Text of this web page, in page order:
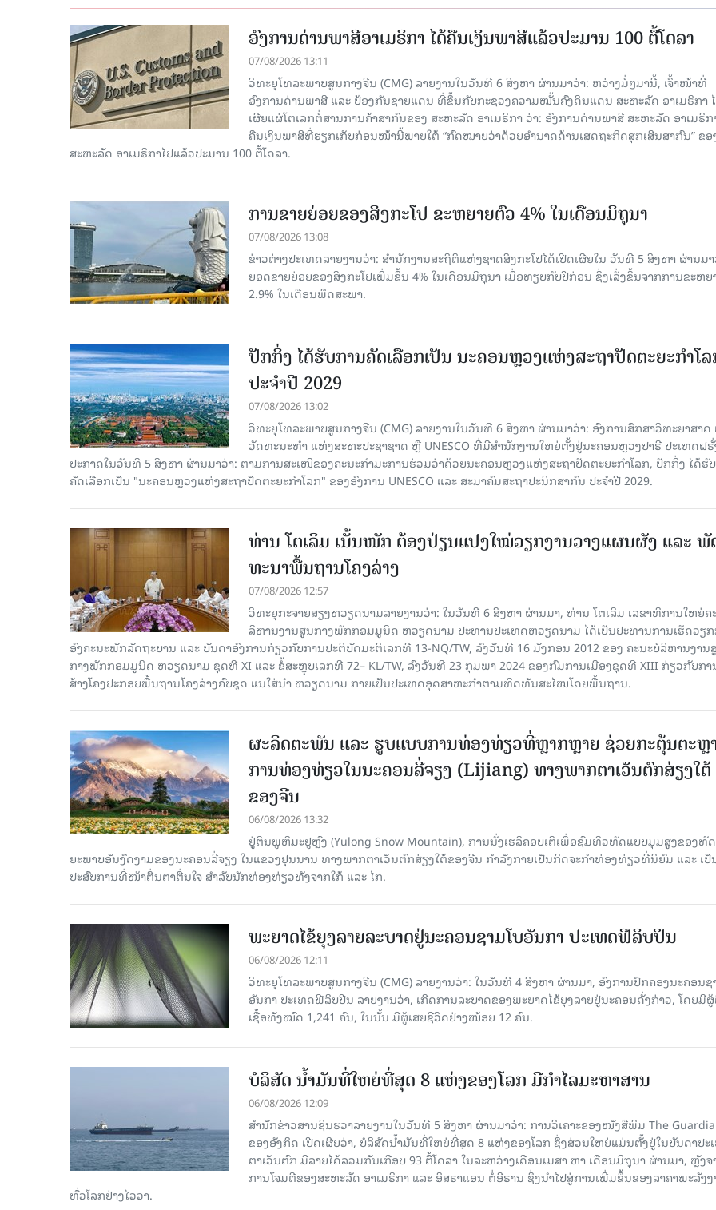
ອົງການດ່ານພາສີອາເມຣິກາ ໄດ້ຄືນເງິນພາສີແລ້ວປະມານ 100 ຕື້ໂດລາ
07/08/2026 13:11
ວິທະຍຸໂທລະພາບສູນກາງຈີນ (CMG) ລາຍງານໃນວັນທີ 6 ສິງຫາ ຜ່ານມາວ່າ: ຫວ່າງມໍ່ໆມານີ້, ເຈົ້າໜ້າທີ່
ອົງການດ່ານພາສີ ແລະ ປ້ອງກັນຊາຍແດນ ທີ່ຂຶ້ນກັບກະຊວງຄວາມໝັ້ນຄົງດິນແດນ ສະຫະລັດ ອາເມຣິກາ
ເຜີຍແຜ່ໂຕເລກຕໍ່ສານການຄ້າສາກົນຂອງ ສະຫະລັດ ອາເມຣິກາ ວ່າ: ອົງການດ່ານພາສີ ສະຫະລັດ ອາເມຣິກ
ຄືນເງິນພາສີທີ່ຮຽກເກັບກ່ອນໜ້ານີ້ພາຍໃຕ້ “ກົດໝາຍວ່າດ້ວຍອຳນາດດ້ານເສດຖະກິດສຸກເສີນສາກົນ” ຂອ
ສະຫະລັດ ອາເມຣິກາໄປແລ້ວປະມານ 100 ຕື້ໂດລາ.
ການຂາຍຍ່ອຍຂອງສິງກະໂປ ຂະຫຍາຍຕົວ 4% ໃນເດືອນມິຖຸນາ
07/08/2026 13:08
ຂ່າວຕ່າງປະເທດລາຍງານວ່າ: ສຳນັກງານສະຖິຕິແຫ່ງຊາດສິງກະໂປໄດ້ເປີດເຜີຍໃນ ວັນທີ 5 ສິງຫາ ຜ່ານມາ
ຍອດຂາຍຍ່ອຍຂອງສິງກະໂປເພີ່ມຂຶ້ນ 4% ໃນເດືອນມິຖຸນາ ເມື່ອທຽບກັບປີກ່ອນ ຊຶ່ງເລັ່ງຂຶ້ນຈາກການຂະຫຍ
2.9% ໃນເດືອນພຶດສະພາ.
ປັກກິ່ງ ໄດ້ຮັບການຄັດເລືອກເປັນ ນະຄອນຫຼວງແຫ່ງສະຖາປັດຕະຍະກຳໂ
ປະຈຳປີ 2029
07/08/2026 13:02
ວິທະຍຸໂທລະພາບສູນກາງຈີນ (CMG) ລາຍງານໃນວັນທີ 6 ສິງຫາ ຜ່ານມາວ່າ: ອົງການສຶກສາວິທະຍາສາດ
ວັດທະນະທຳ ແຫ່ງສະຫະປະຊາຊາດ ຫຼື UNESCO ທີ່ມີສຳນັກງານໃຫຍ່ຕັ້ງຢູ່ນະຄອນ​ຫຼວງປາຣີ ປະເທດຝຣັ່
ປະກາດໃນວັນທີ 5 ສິງຫາ ຜ່ານມາວ່າ: ຕາມການສະເໜີຂອງຄະນະກຳມະການຮ່ວມວ່າດ້ວຍນະຄອນຫຼວງແຫ່ງສະຖາປັດຕະຍະກຳໂລກ, ປັກກິ່ງ ໄດ້ຮັ
ຄັດ​ເລືອກເປັນ "ນະຄອນຫຼວງແຫ່ງສະຖາປັດຕະຍະກຳໂລກ" ຂອງອົງການ UNESCO ແລະ ສະມາ​ຄົມສະຖາປະນິກສາກົນ ປະຈຳປີ 2029.
ທ່ານ ໂຕ​ເລິມ ເນັ້ນໜັກ ຕ້ອງ​ປ່ຽນ​ແປງ​ໃໝ່​ວຽກ​ງານ​ວາງ​ແຜນ​ຜັງ ແລະ ​ພັ
ທະ​ນາ​ພື້ນ​ຖານ​ໂຄງ​ລ່າງ
07/08/2026 12:57
ວິທະຍຸກະຈາຍສຽງຫວຽດນາມລາຍງານວ່າ: ໃນ​ວັນ​ທີ 6 ສິງ​ຫາ ຜ່ານມາ, ທ່ານ ໂຕ​ເລິມ ເລ​ຂາ​ທິ​ການ​ໃຫຍ່​ຄ
ລິ​ຫານ​ງານ​ສູນ​ກາງ​ພັກ​ກອມ​ມູ​ນິດ ຫວຽດ​ນາມ ປະ​ທານ​ປະ​ເທດຫວຽດ​ນາມ ໄດ້​ເປັນ​ປະ​ທານ​ການ​ເຮັດ​ວຽ
ອົງ​ຄະ​ນະ​ພັກ​ລັດ​ຖະ​ບານ ແລະ ບັນ​ດາ​ອົງ​ການ​ກ່ຽວ​ກັບ​ການ​ປະ​ຕິ​ບັດ​ມະ​ຕິ​ເລກ​ທີ 13-NQ/TW, ລົງວັນ​ທີ 16 ມັງ​ກອນ 2012 ຂອງ ຄະ​ນະ​ບໍ​ລິ​ຫານ​ງານ​
ກາງ​ພັກ​ກອມ​ມູ​ນິດ ຫວຽດ​ນາມ ຊຸດ​ທີ XI ແລະ ຂໍ້​ສະ​ຫຼຸບ​ເລກ​ທີ 72– KL/TW, ​ລົງວັນ​ທີ 23 ກຸມ​ພາ 2024 ຂອງ​ກົມ​ການ​ເມື​ອງ​ຊຸດ​ທີ XIII ກ່ຽວ​ກັບ​ກ
ສ້າງ​ໂຄງ​ປະ​ກອບ​ພື້ນ​ຖານ​ໂຄງ​ລ່າງຄົບ​ຊຸດ ແນ​ໃສ່​ນຳ ຫວຽດ​ນາມ ກາຍ​ເປັນ​ປະ​ເທດ​ອຸດ​ສາ​ຫະ​ກຳ​ຕາມ​ທິດ​ທັນ​ສະ​ໄໝ​ໂດຍ​ພື້ນ​ຖານ.
ຜະລິດຕະພັນ ແລະ ຮູບແບບການທ່ອງທ່ຽວທີ່ຫຼາກຫຼາຍ ຊ່ວຍກະຕຸ້ນຕະຫຼ
ການທ່ອງທ່ຽວໃນນະຄອນລີ່ຈຽງ (Lijiang) ທາງພາກຕາເວັນຕົກສ່ຽງໃຕ້
ຂອງຈີນ
06/08/2026 13:32
ຢູ່ຕີນພູຫິມະຢູຫຼົງ (Yulong Snow Mountain), ການນັ່ງເຮລິຄອບເຕີເພື່ອຊົມທິວທັດແບບມຸມສູງຂອງທັ
ຍະພາບອັນງົດງາມຂອງນະຄອນລີ່ຈຽງ ໃນແຂວງຢຸນນານ ທາງພາກຕາເວັນຕົກສ່ຽງໃຕ້ຂອງຈີນ ກຳລັງກາຍເປັນກິດຈະກຳທ່ອງທ່ຽວທີ່ນິຍົມ ແລະ ເປັ
ປະສົບການທີ່ໜ້າຕື່ນຕາຕື່ນໃຈ ສຳລັບນັກທ່ອງທ່ຽວທັງຈາກໃກ້ ແລະ ໄກ.
ພະຍາດໄຂ້ຍຸງລາຍລະບາດຢູ່ນະຄອນຊາມໂບ​ອັນກາ ປະເທດຟີລິບປິນ
06/08/2026 12:11
ວິທະຍຸໂທລະພາບສູນກາງຈີນ (CMG) ລາຍງານວ່າ: ໃນວັນທີ 4 ສິງ​ຫາ ຜ່ານມາ, ອົງການ​ປົກ​ຄອງນະຄອນຊ
ອັນກາ ປະເທດຟີລິບປິນ ລາຍ​ງານວ່າ, ເກີດ​ການລະບາດ​ຂອງພະຍາດໄຂ້ຍຸງລາຍຢູ່ນະຄອນດັ່ງກ່າວ, ໂດຍມີ
ເຊື້ອ​ທັງ​ໝົດ 1,241 ຄົນ, ໃນນັ້ນ ມີຜູ້ເສຍຊີວິດຢ່າງໜ້ອຍ 12 ຄົນ.
ບໍລິສັດ ນ້ຳມັນທີ່ໃຫຍ່ທີ່ສຸດ 8 ແຫ່ງຂອງໂລກ ມີກຳໄລມະຫາສານ
06/08/2026 12:09
ສຳນັກຂ່າວສານຊິນຮວາລາຍງານໃນວັນທີ 5 ສິງຫາ ຜ່ານມາວ່າ: ການວິເຄາະຂອງໜັງສືພິມ The
ຂອງອັງກິດ ເປີດເຜີຍວ່າ, ບໍລິສັດນ້ຳມັນທີ່ໃຫຍ່ທີ່ສຸດ 8 ແຫ່ງຂອງໂລກ ຊຶ່ງສ່ວນໃຫຍ່ແມ່ນຕັ້ງຢູ່ໃນບັນດາປະ
ຕາເວັນຕົກ ມີລາຍໄດ້ລວມກັນເກືອບ 93 ຕື້ໂດລາ ໃນລະຫວ່າງເດືອນເມສາ ຫາ ເດືອນມິຖຸນາ ຜ່ານມາ, ຫຼັງຈ
ການໂຈມຕີຂອງສະຫະລັດ ອາເມຣິກາ ແລະ ອິສຣາແອນ ຕໍ່ອີຣານ ຊຶ່ງນຳໄປສູ່ການເພີ່ມຂຶ້ນຂອງລາຄາພະລັງງ
ທົ່ວໂລກຢ່າງໄວວາ.